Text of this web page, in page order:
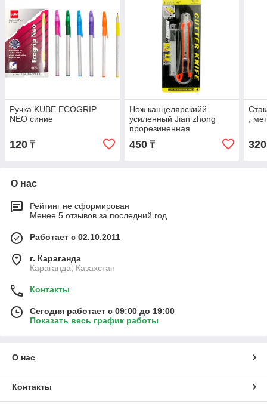
Ручка KUBE ECOGRIP
NEO синие
120 ₸
Нож канцелярскийй
усиленный Jian zhong
прорезиненная
ручка(комплект
нож+лезвия) 9мм
450₸
,
320
О нас
Рейтинг не сформирован
Менее 5 отзывов за последний год
Работает с 02.10.2011
г. Караганда
Караганда, Казахстан
Контакты
Сегодня работает с 09:00 до 19:00
Показать весь график работы
О нас
Контакты